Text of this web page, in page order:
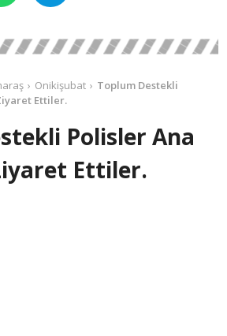
Onikişubat
Toplum Destekli
Ettiler.
Polisler Ana
Ziyaret Ettiler.